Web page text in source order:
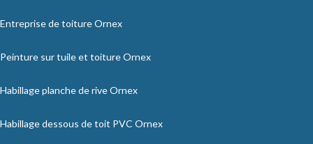
Entreprise de toiture Ornex
Peinture sur tuile et toiture Ornex
Habillage planche de rive Ornex
Habillage dessous de toit PVC Ornex